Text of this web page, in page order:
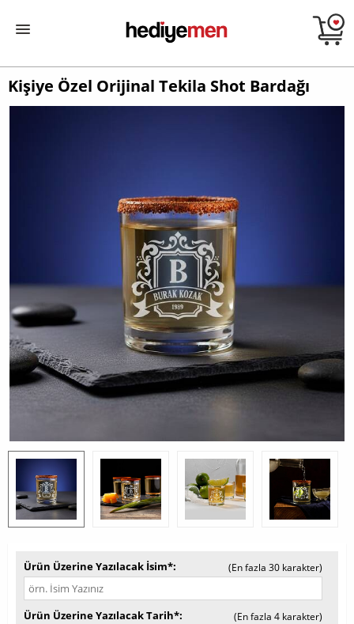
Kişiye Özel Orijinal Tekila Shot Bardağı
Ürün Üzerine Yazılacak İsim* (En fazla 30 karakter)
Ürün Üzerine Yazılacak Tarih* (En fazla 4 karakter)